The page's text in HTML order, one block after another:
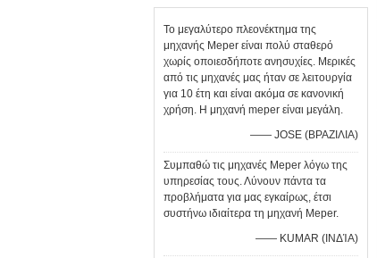
Το μεγαλύτερο πλεονέκτημα της
μηχανής Meper είναι πολύ σταθερό
χωρίς οποιεσδήποτε ανησυχίες. Μερικές
από τις μηχανές μας ήταν σε λειτουργία
για 10 έτη και είναι ακόμα σε κανονική
χρήση. Η μηχανή meper είναι μεγάλη.
—— JOSE (ΒΡΑΖΙΛΙΑ)
Συμπαθώ τις μηχανές Meper λόγω της
υπηρεσίας τους. Λύνουν πάντα τα
προβλήματα για μας εγκαίρως, έτσι
συστήνω ιδιαίτερα τη μηχανή Meper.
—— KUMAR (ΙΝΔΊΑ)